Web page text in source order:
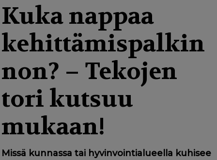
v
i
g
a
n
Kuka nappaa
kehittämispalkin
non? – Tekojen
tori kutsuu
mukaan!
Missä kunnassa tai hyvinvointialueella kuhisee